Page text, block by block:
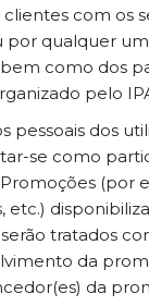
clientes com os
por qualquer
bem como dos
pelo
pessoais dos
se como
(por
etc.)
tratados
da
da